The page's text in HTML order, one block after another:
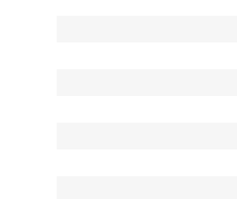
Jak się przygotować na